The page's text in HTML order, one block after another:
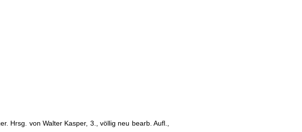
Hrsg. von Walter Kasper, 3., völlig neu bearb. Aufl.,